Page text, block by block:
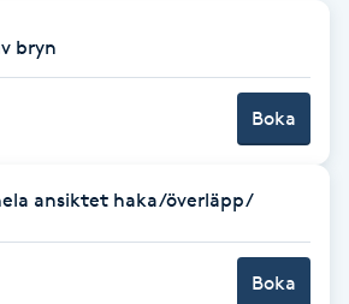
bryn
Boka
ansiktet haka/överläpp/
Boka